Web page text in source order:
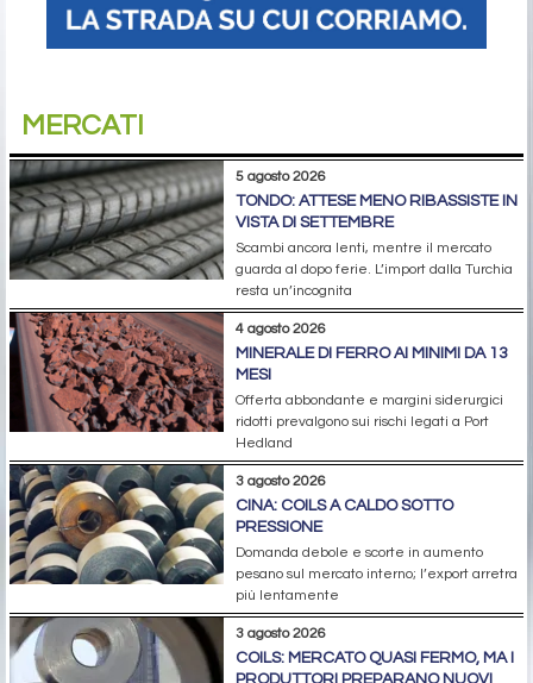
MERCATI
5 agosto 2026
TONDO: ATTESE MENO RIBASSISTE IN
VISTA DI SETTEMBRE
Scambi ancora lenti, mentre il mercato
guarda al dopo ferie. L’import dalla Turchia
resta un’incognita
4 agosto 2026
MINERALE DI FERRO AI MINIMI DA 13
MESI
Offerta abbondante e margini siderurgici
ridotti prevalgono sui rischi legati a Port
Hedland
3 agosto 2026
CINA: COILS A CALDO SOTTO
PRESSIONE
Domanda debole e scorte in aumento
pesano sul mercato interno; l’export arretra
più lentamente
3 agosto 2026
COILS: MERCATO QUASI FERMO, MA I
PRODUTTORI PREPARANO NUOVI